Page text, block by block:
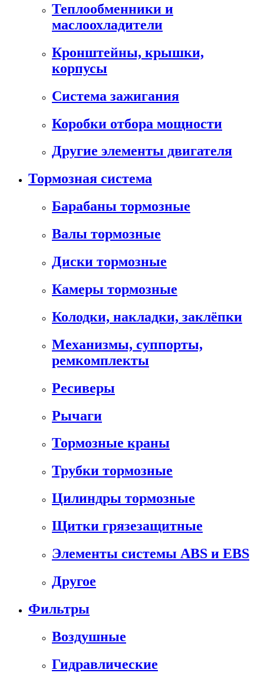
Теплообменники и
маслоохладители
Кронштейны, крышки,
корпусы
Cистема зажигания
Коробки отбора мощности
Другие элементы двигателя
Тормозная система
Барабаны тормозные
Валы тормозные
Диски тормозные
Камеры тормозные
Колодки, накладки, заклёпки
Механизмы, суппорты,
ремкомплекты
Ресиверы
Рычаги
Тормозные краны
Трубки тормозные
Цилиндры тормозные
Щитки грязезащитные
Элементы системы ABS и EBS
Другое
Фильтры
Воздушные
Гидравлические